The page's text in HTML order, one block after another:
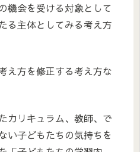
機会を受ける対象として
る主体としてみる考え方
え方を修正する考え方な
カリキュラム、教師、で
い子どもたちの気持ちを